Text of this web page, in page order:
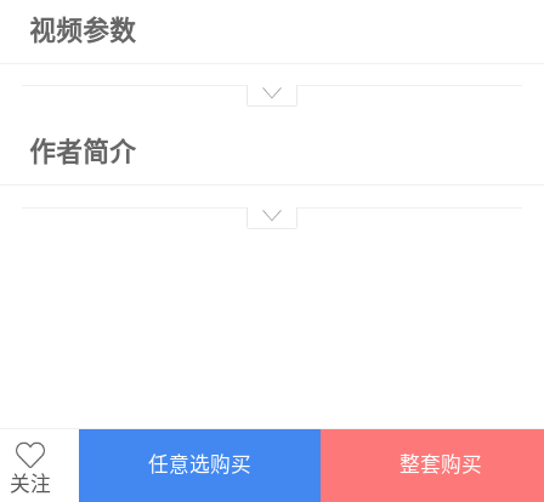
视频参数
作者简介
关注
任意选购买 整套购买